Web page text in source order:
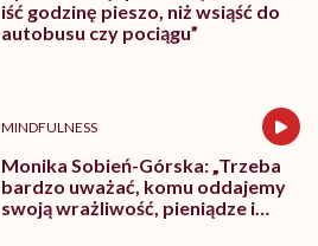
iść godzinę pieszo, niż wsiąść do
autobusu czy pociągu”
MINDFULNESS
Monika Sobień-Górska: „Trzeba
bardzo uważać, komu oddajemy
swoją wrażliwość, pieniądze i